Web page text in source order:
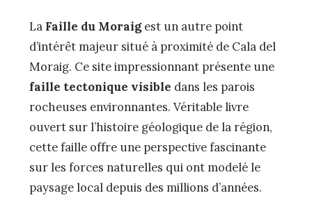
La Faille du Moraigest un autre point
d’intérêt majeur situé à proximité de Cala del
Moraig. Ce site impressionnant présente une
faille tectonique visible dans les parois
rocheuses environnantes. Véritable livre
ouvert sur l’histoire géologique de la région,
cette faille offre une perspective fascinante
sur les forces naturelles qui ont modelé le
paysage local depuis des millions d’années.